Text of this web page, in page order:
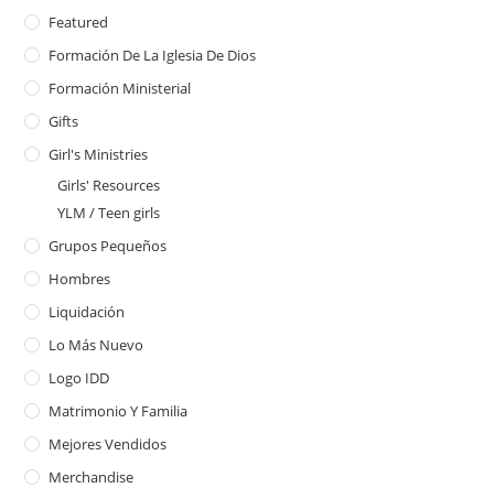
Featured
Formación De La Iglesia De Dios
Formación Ministerial
Gifts
Girl's Ministries
Girls' Resources
YLM / Teen girls
Grupos Pequeños
Hombres
Liquidación
Lo Más Nuevo
Logo IDD
Matrimonio Y Familia
Mejores Vendidos
Merchandise